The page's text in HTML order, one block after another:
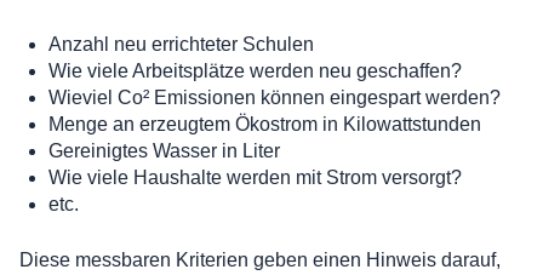
Anzahl neu errichteter Schulen
Wie viele Arbeitsplätze werden neu geschaffen?
Wieviel Co² Emissionen können eingespart werden?
Menge an erzeugtem Ökostrom in Kilowattstunden
Gereinigtes Wasser in Liter
Wie viele Haushalte werden mit Strom versorgt?
etc.
Diese messbaren Kriterien geben einen Hinweis darauf,